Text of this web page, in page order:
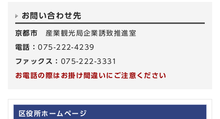
お問い合わせ先
京都市 産業観光局企業誘致推進室
電話：075-222-4239
ファックス： 075-222-3331
お電話の際はお掛け間違いにご注意ください
区役所ホームページ